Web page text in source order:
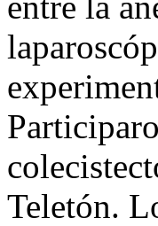
Teletón.